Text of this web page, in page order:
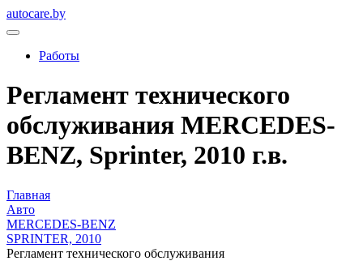
autocare.by
Работы
Регламент технического
обслуживания MERCEDES-
BENZ, Sprinter, 2010 г.в.
Главная
Авто
MERCEDES-BENZ
SPRINTER, 2010
Регламент технического обслуживания